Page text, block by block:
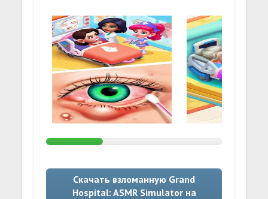
Скачать взломанную Grand
Hospital: ASMR Simulator на